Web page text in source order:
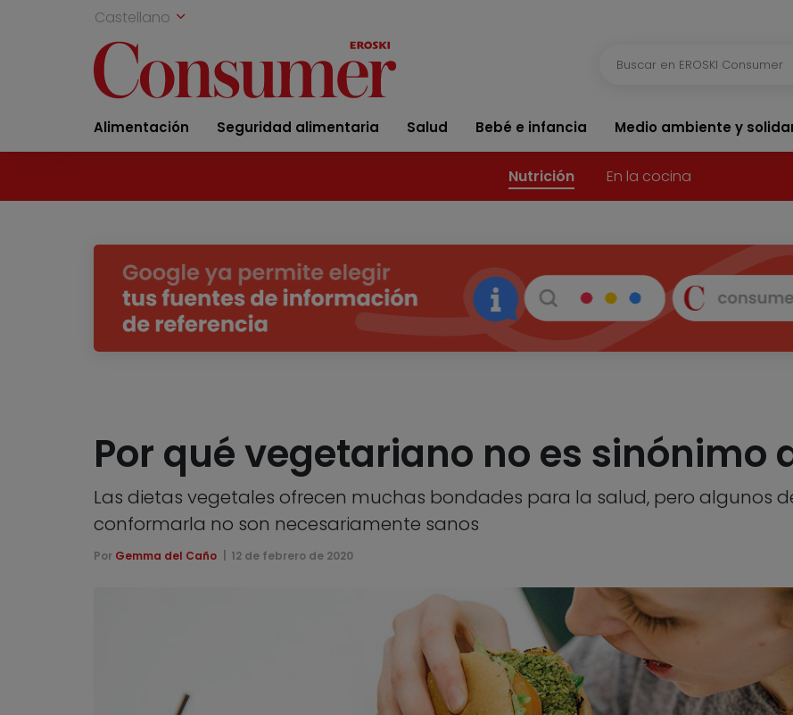
Castellano
Alimentación Seguridad alimentaria Salud Bebé e infancia Medio ambiente y
Nutrición En la cocina
Por qué vegetariano no es sinónimo
Las dietas vegetales ofrecen muchas bondades para la salud, pero algunos
conformarla no son necesariamente sanos
Por Gemma del Caño 12 de febrero de 2020